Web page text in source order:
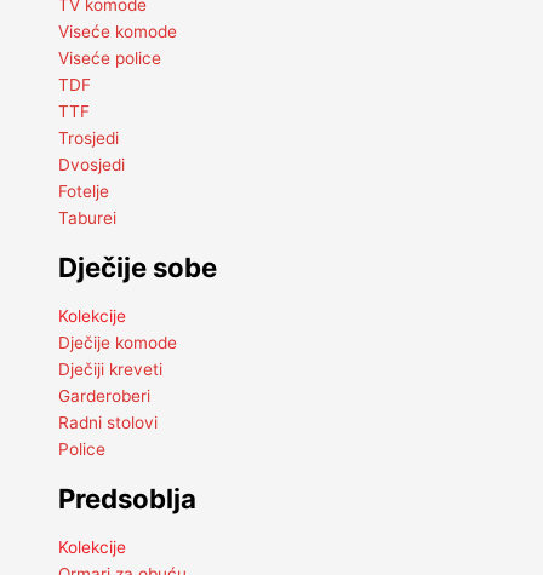
TV komode
Viseće komode
Viseće police
TDF
TTF
Trosjedi
Dvosjedi
Fotelje
Taburei
Dječije sobe
Kolekcije
Dječije komode
Dječiji kreveti
Garderoberi
Radni stolovi
Police
Predsoblja
Kolekcije